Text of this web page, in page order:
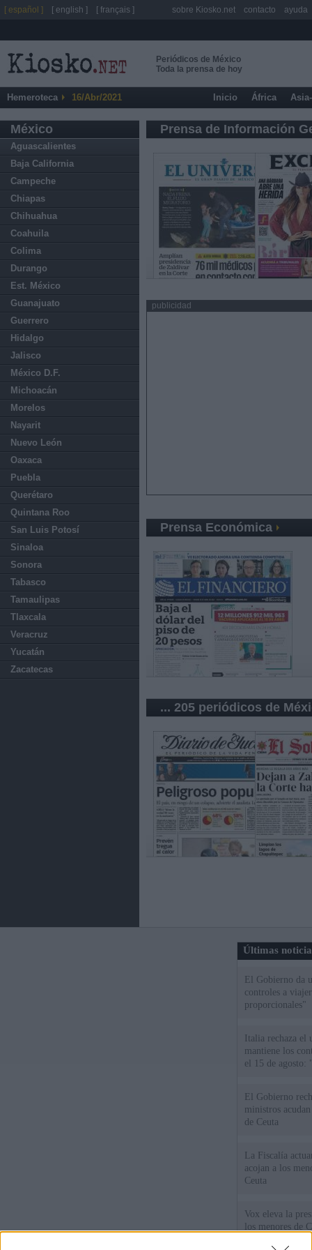
Periódicos de México
Toda la prensa de hoy
Hemeroteca 16/Abr/2021 Inicio África
México
Aguascalientes
Baja California
Campeche
Chiapas
Chihuahua
Coahuila
Colima
Durango
Est. México
Guanajuato
Guerrero
Hidalgo
Jalisco
México D.F.
Michoacán
Morelos
Nayarit
Nuevo León
Oaxaca
Puebla
Querétaro
Quintana Roo
San Luis Potosí
Sinaloa
Sonora
Tabasco
Tamaulipas
Tlaxcala
Veracruz
Yucatán
Zacatecas
Prensa de Información
publicidad
Prensa Económica
... 205 periódicos de
Últimas
El Gobierno da
controles a
proporcionales"
Italia rechaza
mantiene los
el 15 de agosto:
El Gobierno
ministros
de Ceuta
La Fiscalía
acojan a los
Ceuta
Vox eleva la
los menores de
[ español ] [ english ] [ français ] sobre Kiosko.net contacto ayuda